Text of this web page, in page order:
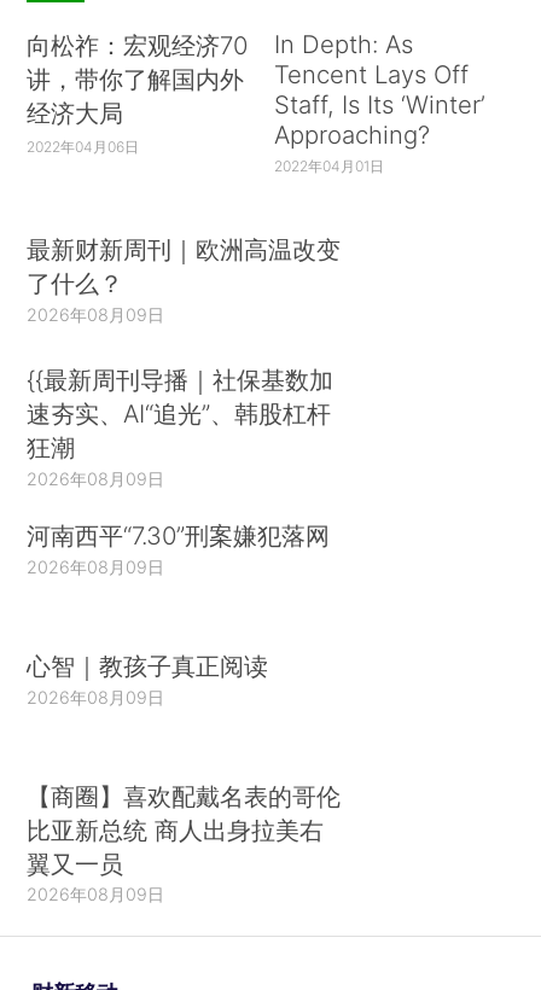
向松祚：宏观经济70
讲，带你了解国内外
经济大局
2022年04月06日
In Depth: As
Tencent Lays Off
Staff, Is Its ‘Winter’
Approaching?
2022年04月01日
最新财新周刊｜欧洲高温改变
了什么？
2026年08月09日
{{最新周刊导播｜社保基数加
速夯实、AI“追光”、韩股杠杆
狂潮
2026年08月09日
河南西平“7.30”刑案嫌犯落网
2026年08月09日
心智｜教孩子真正阅读
2026年08月09日
【商圈】喜欢配戴名表的哥伦
比亚新总统 商人出身拉美右
翼又一员
2026年08月09日